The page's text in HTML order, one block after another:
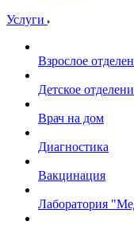
Услуги
Взрослое
Детское
Врач на дом
Диагностика
Вакцинация
Лаборатория